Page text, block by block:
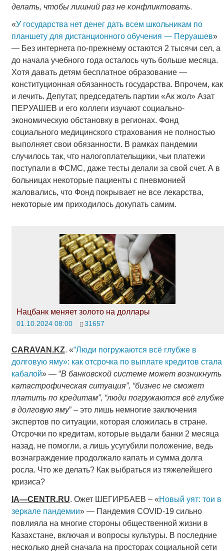
делать, чтобы лишний раз не конфликтовать.
«У государства нет денег дать всем школьникам по
планшету для дистанционного обучения — Перуашев»
— Без интернета по-прежнему остаются 2 тысячи сел, а
до начала учебного года осталось чуть больше месяца.
Хотя давать детям бесплатное образование —
конституционная обязанность государства. Впрочем, как
и лечить. Депутат, председатель партии «Ак жол» Азат
ПЕРУАШЕВ и его коллеги изучают социально-
экономическую обстановку в регионах. Фонд
социального медицинского страхования не полностью
выполняет свои обязанности. В рамках пандемии
случилось так, что налогоплательщики, чьи платежи
поступали в ФСМС, даже тесты делали за свой счет. А в
больницах некоторые пациенты с пневмонией
жаловались, что Фонд покрывает не все лекарства,
некоторые им приходилось докупать самим.
Нацбанк меняет золото на доллары
01.10.2024 08:00 31657
CARAVAN .KZ. «“Люди погружаются всё глубже в
долговую яму»: как отсрочка по выплате кредитов стала
кабалой» — “В банковской системе может возникнуть
катастрофическая ситуация”, “бизнес не сможет
платить по кредитам”, “люди погружаются всё глубже
в долговую яму” – это лишь немногие заключения
экспертов по ситуации, которая сложилась в стране.
Отсрочки по кредитам, которые выдали банки 2 месяца
назад, не помогли, а лишь усугубили положение, ведь
вознаграждение продолжало капать и сумма долга
росла. Что же делать? Как выбраться из тяжелейшего
кризиса?
IA—CENTR.RU. Ожет ШЕГИРБАЕВ – «Новый уят: тои в
зеркале пандемии» — Пандемия COVID-19 сильно
повлияла на многие стороны общественной жизни в
Казахстане, включая и вопросы культуры. В последние
несколько дней сначала на просторах социальной сети